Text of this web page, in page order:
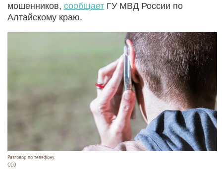
мошенников, сообщает ГУ МВД России по
Алтайскому краю.
Разговор по телефону.
СС0